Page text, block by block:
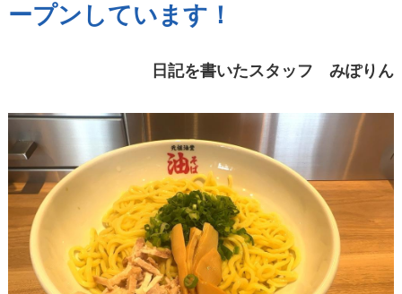
ープンしています！
日記を書いたスタッフ みぽりん